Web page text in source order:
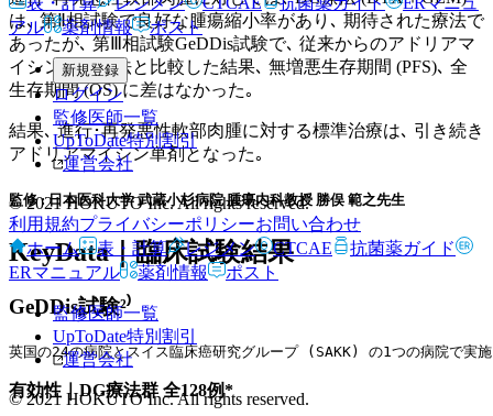
アル
薬剤情報 ポスト
新規登録
ログイン
監修医師一覧
UpToDate特別割引
運営会社
© 2021 HOKUTO Inc. All rights reserved.
利用規約プライバシーポリシーお問い合わせ
ホーム
表・計算 レジメン CTCAE
抗菌薬ガイド
ERマニュアル
薬剤情報 ポスト
監修医師一覧
UpToDate特別割引
運営会社
© 2021 HOKUTO Inc. All rights reserved.
は､ 第Ⅱ相試験で良好な腫瘍縮小率があり､ 期待された療法で
あったが､ 第Ⅲ相試験GeDDis試験で､ 従来からのアドリアマ
イシン単剤療法と比較した結果､ 無増悪生存期間 (PFS)､ 全
生存期間 (OS) に差はなかった｡
結果､ 進行･再発悪性軟部肉腫に対する標準治療は､ 引き続き
アドリアマイシン単剤となった｡
監修 : 日本医科大学 武蔵小杉病院 腫瘍内科教授 勝俣 範之先生
KeyData｜臨床試験結果
GeDDis試験²⁾
英国の24の病院とスイス臨床癌研究グループ (SAKK) の1つの病院で実
有効性｜DG療法群 全128例*